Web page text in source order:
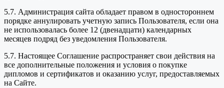
5.7. Администрация сайта обладает правом в одностороннем
порядке аннулировать учетную запись Пользователя, если она
не использовалась более 12 (двенадцати) календарных
месяцев подряд без уведомления Пользователя.
5.7. Настоящее Соглашение распространяет свои действия на
все дополнительные положения и условия о покупке
дипломов и сертификатов и оказанию услуг, предоставляемых
на Сайте.